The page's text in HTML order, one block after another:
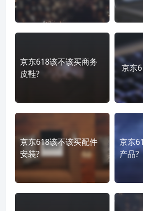
京东618该不该买商务
皮鞋?
京东
京东618该不该买配件
安装?
京东
产品?